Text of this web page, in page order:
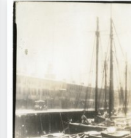
Recherchez par artiste, titre ou style –
ex. Monet, Nuit étoilée,
impressionnisme, vague de Hokusai,